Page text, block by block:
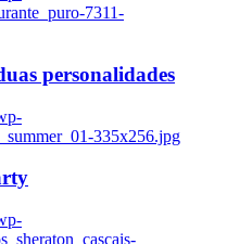
7311-
personalidades
335x256.jpg